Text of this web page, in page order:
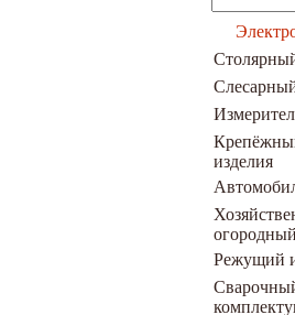
изделия
Режущий